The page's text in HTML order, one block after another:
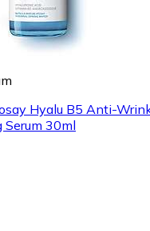
Hyalu B5 Anti-
Serum 30ml